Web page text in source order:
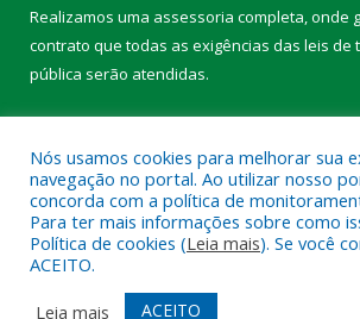
Realizamos uma assessoria completa, onde
contrato que todas as exigências das leis de
pública serão atendidas.
Todos os direitos reservados a Prefeitura
Mapa do Site Acessar Área Administrativa
Nós usamos cookies para melhorar sua
navegação no portal. Ao utilizar nosso
concorda com a política de
Para ter mais informações sobre como
Política de cookies (Leia mais). Se você
ACEITO.
Leia mais
ACEITO